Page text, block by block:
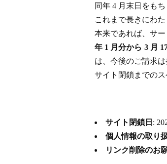
同年 4 月末日をも
これまで長きにわ
本来であれば、サ
年 1 月分から 3 月
は、今後のご請求
サイト閉鎖までの
サイト閉鎖日 :
個人情報の取り
リンク削除のお